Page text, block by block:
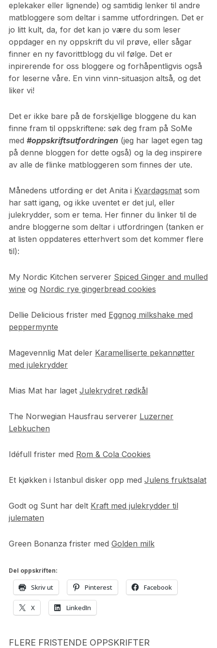
eplekaker eller lignende) og samtidig lenker til andre
matbloggere som deltar i samme utfordringen. Det er
jo litt kult, da, for det kan jo være du som leser
oppdager en ny oppskrift du vil prøve, eller sågar
finner en ny favorittblogg du vil følge. Det er
inpirerende for oss bloggere og forhåpentligvis også
for leserne våre. En vinn vinn-situasjon altså, og det
liker vi!
Det er ikke bare på de forskjellige bloggene du kan
finne fram til oppskriftene: søk deg fram på SoMe
med #oppskriftsutfordringen(jeg har laget egen tag
på denne bloggen for dette også) og la deg inspirere
av alle de flinke matbloggeren som finnes der ute.
Månedens utfording er det Anita i Kvardagsmatsom
har satt igang, og ikke uventet er det jul, eller
julekrydder, som er tema. Her finner du linker til de
andre bloggerne som deltar i utfordringen (tanken er
at listen oppdateres etterhvert som det kommer flere
til):
My Nordic Kitchen serverer Spiced Ginger and mulled
wine og Nordic rye gingerbread cookies
Dellie Delicious frister med Eggnog milkshake med
peppermynte
Magevennlig Mat deler Karamelliserte pekannøtter
med julekrydder
Mias Mat har laget Julekrydret rødkål
The Norwegian Hausfrau serverer Luzerner
Lebkuchen
Idéfull frister med Rom & Cola Cookies
Et kjøkken i Istanbul disker opp med Julens fruktsalat
Godt og Sunt har delt Kraft med julekrydder til
julematen
Green Bonanza frister med Golden milk
Del oppskriften:
Skriv ut Pinterest Facebook
X LinkedIn
FLERE FRISTENDE OPPSKRIFTER